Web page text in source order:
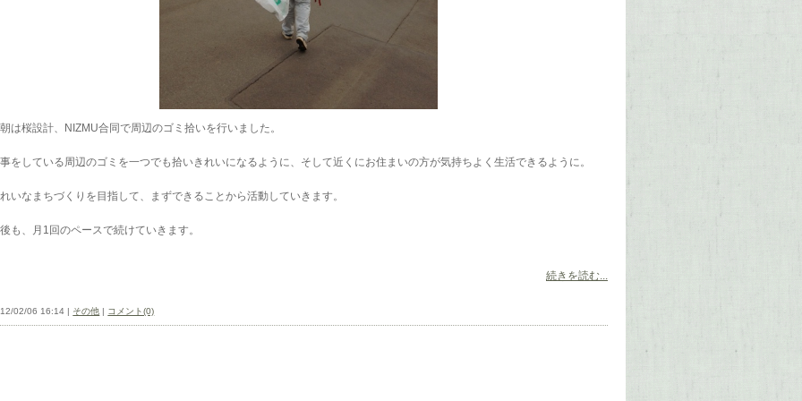
は桜設計、NIZMU合同で周辺のゴミ拾いを行いました。
をしている周辺のゴミを一つでも拾いきれいになるように、そして近くにお住まいの方が気持ちよく生活できるように。
いなまちづくりを目指して、まずできることから活動していきます。
も、月1回のペースで続けていきます。
続きを読む...
02/06 16:14 | その他 | コメント(0)